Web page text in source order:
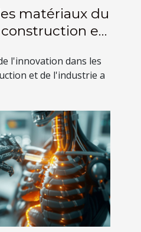
matériaux du
et
l'innovation dans les
et de l'industrie a